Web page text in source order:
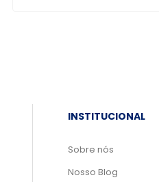
INSTITUCIONAL
Sobre nós
Nosso Blog